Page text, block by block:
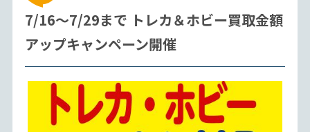
7/16～7/29まで トレカ＆ホビー買取金額
アップキャンペーン開催